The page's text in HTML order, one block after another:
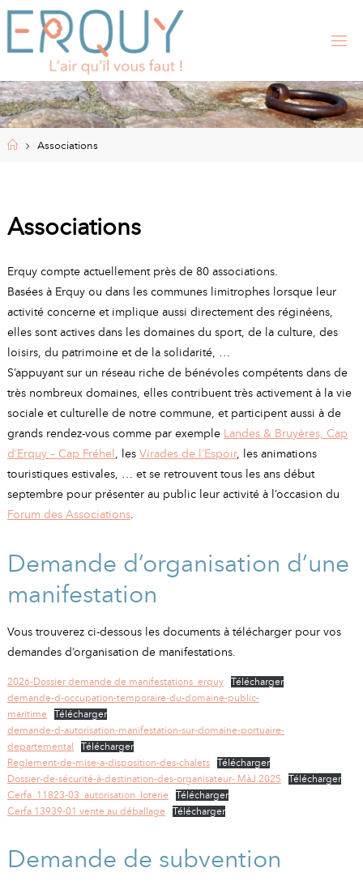
Skip
content
RQ
UY
, SI
DE
LA
M
AI
RIE
HomeAssociations
Associations
Erquy compte actuellement près de 80 associations.
Basées à Erquy ou dans les communes limitrophes lorsque leur
activité concerne et implique aussi directement des réginéens,
elles sont actives dans les domaines du sport, de la culture, des
loisirs, du patrimoine et de la solidarité, …
S’appuyant sur un réseau riche de bénévoles compétents dans de
très nombreux domaines, elles contribuent très activement à la vie
sociale et culturelle de notre commune, et participent aussi à de
grands rendez-vous comme par exemple Landes & Bruyères, Cap
d’Erquy – Cap Fréhel , les Virades de l’Espoir, les animations
touristiques estivales, … et se retrouvent tous les ans début
septembre pour présenter au public leur activité à l’occasion du
Forum des Associations.
Demande d’organisation d’une
manifestation
Vous trouverez ci-dessous les documents à télécharger pour vos
demandes d’organisation de manifestations.
2026-Dossier demande de manifestations_erquy
Télécharger
demande-d-occupation-temporaire-du-domaine-public-
maritime
Télécharger
demande-d-autorisation-manifestation-sur-domaine-portuaire-
departemental
Télécharger
Reglement-de-mise-a-disposition-des-chalets
Télécharger
Dossier-de-sécurité-à-destination-des-organisateur- MàJ 2025
Télécharger
Cerfa_11823-03_autorisation_loterie
Télécharger
Cerfa 13939-01 vente au déballage
Télécharger
Demande de subvention